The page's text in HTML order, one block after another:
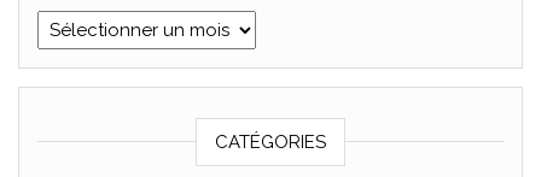
Archives
CATÉGORIES